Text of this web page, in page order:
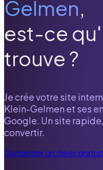
Gelmen,
est-ce
trouve ?
Je crée votre site
Klein-Gelmen et ses
Google. Un site
convertir.
Demander un devis gratuit